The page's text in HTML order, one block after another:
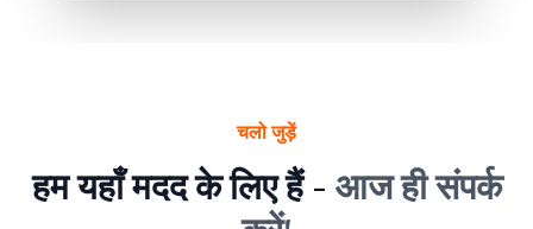
चलो जुड़ें
हम यहाँ मदद के लिए हैं - आज ही संपर्क